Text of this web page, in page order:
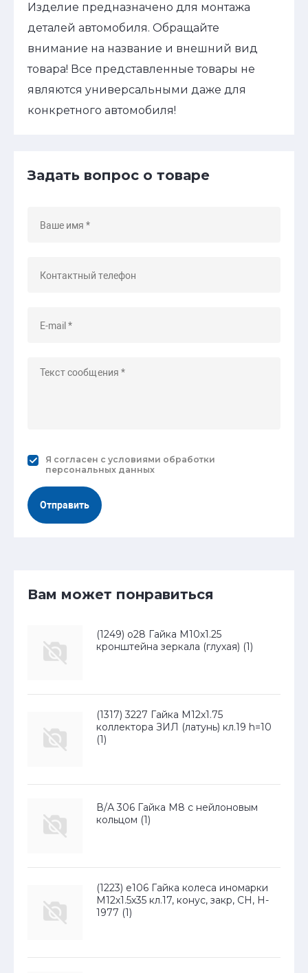
Изделие предназначено для монтажа
деталей автомобиля. Обращайте
внимание на название и внешний вид
товара! Все представленные товары не
являются универсальными даже для
конкретного автомобиля!
Задать вопрос о товаре
Я согласен с условиями обработки
персональных данных
Отправить
Вам может понравиться
(1249) о28 Гайка М10x1.25
кронштейна зеркала (глухая) (1)
(1317) 3227 Гайка М12x1.75
коллектора ЗИЛ (латунь) кл.19 h=10
(1)
В/А 306 Гайка М8 с нейлоновым
кольцом (1)
(1223) е106 Гайка колеса иномарки
М12х1.5х35 кл.17, конус, закр, СН, H-
1977 (1)